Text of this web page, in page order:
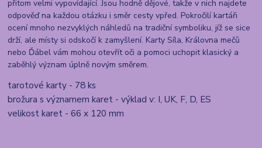
přitom velmi vypovídající. Jsou hodně dějové, takže v nich najdete
odpověď na každou otázku i směr cesty vpřed. Pokročilí kartáři
ocení mnoho nezvyklých náhledů na tradiční symboliku, jíž se sice
drží, ale místy si odskočí k zamyšlení. Karty Síla, Královna mečů
nebo Ďábel vám mohou otevřít oči a pomoci uchopit klasický a
zaběhlý význam úplně novým směrem.
tarotové karty - 78 ks
brožura s významem karet - výklad v: I, UK, F, D, ES
velikost karet - 66 x 120 mm